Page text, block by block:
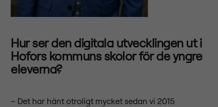
Hur ser den digitala utvecklingen ut i
Hofors kommuns skolor för de yngre
eleverna?
– Det har hänt otroligt mycket sedan vi 2015